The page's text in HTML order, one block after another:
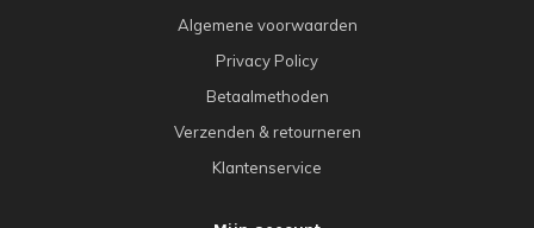
Algemene voorwaarden
Privacy Policy
Betaalmethoden
Verzenden & retourneren
Klantenservice